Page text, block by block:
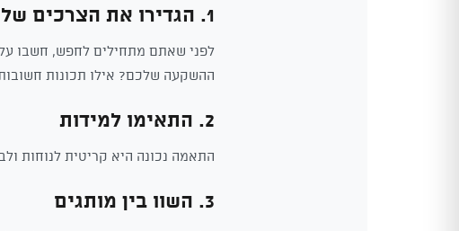
1. הגדירו את הצרכים שלכם
לפני שאתם מתחילים לחפש, חשבו על
ההשקעה שלכם? אילו תכונות
2. התאימו למידות
התאמה נכונה היא קריטית לנוחות
3. השוו בין מותגים